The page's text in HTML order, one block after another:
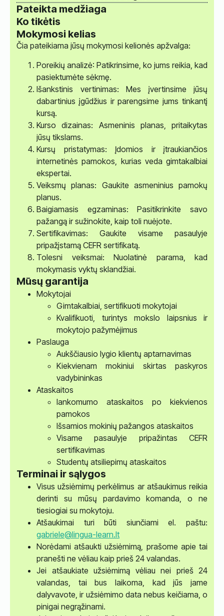
Pateikta medžiaga
Ko tikėtis
Mokymosi kelias
Čia pateikiama jūsų mokymosi kelionės apžvalga:
Poreikių analizė: Patikrinsime, ko jums reikia, kad
pasiektumėte sėkmę.
Išankstinis vertinimas: Mes įvertinsime jūsų
dabartinius įgūdžius ir parengsime jums tinkantį
kursą.
Kurso dizainas: Asmeninis planas, pritaikytas
jūsų tikslams.
Kursų pristatymas: Įdomios ir įtraukiančios
internetinės pamokos, kurias veda gimtakalbiai
ekspertai.
Veiksmų planas: Gaukite asmeninius pamokų
planus.
Baigiamasis egzaminas: Pasitikrinkite savo
pažangą ir sužinokite, kaip toli nuėjote.
Sertifikavimas: Gaukite visame pasaulyje
pripažįstamą CEFR sertifikatą.
Tolesni veiksmai: Nuolatinė parama, kad
mokymasis vyktų sklandžiai.
Mūsų garantija
Mokytojai
Gimtakalbiai, sertifikuoti mokytojai
Kvalifikuoti, turintys mokslo laipsnius ir
mokytojo pažymėjimus
Paslauga
Aukščiausio lygio klientų aptarnavimas
Kiekvienam mokiniui skirtas paskyros
vadybininkas
Ataskaitos
lankomumo ataskaitos po kiekvienos
pamokos
Išsamios mokinių pažangos ataskaitos
Visame pasaulyje pripažintas CEFR
sertifikavimas
Studentų atsiliepimų ataskaitos
Terminai ir sąlygos
Visus užsiėmimų perkėlimus ar atšaukimus reikia
derinti su mūsų pardavimo komanda, o ne
tiesiogiai su mokytoju.
Atšaukimai turi būti siunčiami el. paštu:
gabriele@lingua-learn.lt
Norėdami atšaukti užsiėmimą, prašome apie tai
pranešti ne vėliau kaip prieš 24 valandas.
Jei atšaukiate užsiėmimą vėliau nei prieš 24
valandas, tai bus laikoma, kad jūs jame
dalyvavote, ir užsiėmimo data nebus keičiama, o
pinigai negrąžinami.